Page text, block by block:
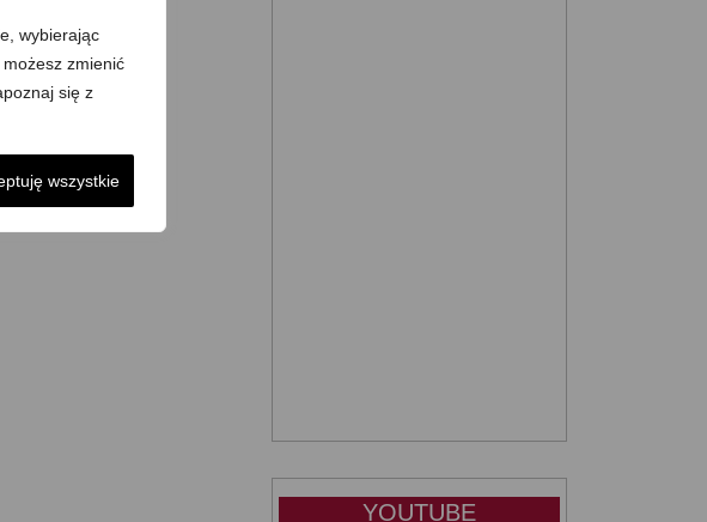
wybierając
możesz zmienić
się z
wszystkie
YOUTUBE